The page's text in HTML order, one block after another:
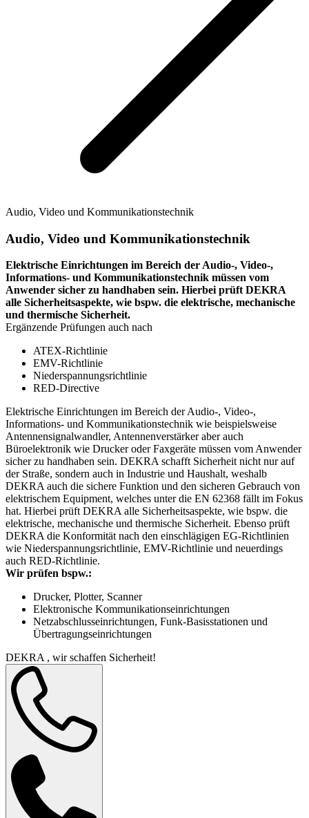
Audio, Video und Kommunikationstechnik
Audio, Video und Kommunikationstechnik
Elektrische Einrichtungen im Bereich der Audio-, Video-,
Informations- und Kommunikationstechnik müssen vom
Anwender sicher zu handhaben sein. Hierbei prüft DEKRA
alle Sicherheitsaspekte, wie bspw. die elektrische, mechanische
und thermische Sicherheit.
Ergänzende Prüfungen auch nach
ATEX-Richtlinie
EMV-Richtlinie
Niederspannungsrichtlinie
RED-Directive
Elektrische Einrichtungen im Bereich der Audio-, Video-,
Informations- und Kommunikationstechnik wie beispielsweise
Antennensignalwandler, Antennenverstärker aber auch
Büroelektronik wie Drucker oder Faxgeräte müssen vom Anwender
sicher zu handhaben sein. DEKRA schafft Sicherheit nicht nur auf
der Straße, sondern auch in Industrie und Haushalt, weshalb
DEKRA auch die sichere Funktion und den sicheren Gebrauch von
elektrischem Equipment, welches unter die EN 62368 fällt im Fokus
hat. Hierbei prüft DEKRA alle Sicherheitsaspekte, wie bspw. die
elektrische, mechanische und thermische Sicherheit. Ebenso prüft
DEKRA die Konformität nach den einschlägigen EG-Richtlinien
wie Niederspannungsrichtlinie, EMV-Richtlinie und neuerdings
auch RED-Richtlinie.
Wir prüfen bspw.:
Drucker, Plotter, Scanner
Elektronische Kommunikationseinrichtungen
Netzabschlusseinrichtungen, Funk-Basisstationen und
Übertragungseinrichtungen
DEKRA , wir schaffen Sicherheit!